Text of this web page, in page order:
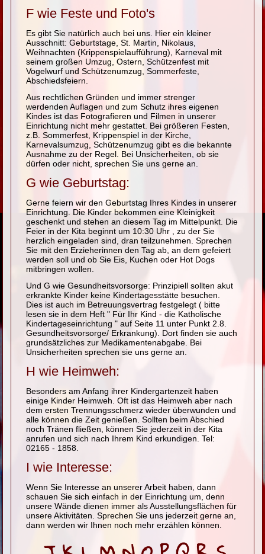
F wie Feste und Foto's
Es gibt Sie natürlich auch bei uns. Hier ein kleiner
Ausschnitt: Geburtstage, St. Martin, Nikolaus,
Weihnachten (Krippenspielaufführung), Karneval mit
seinem großen Umzug, Ostern, Schützenfest mit
Vogelwurf und Schützenumzug, Sommerfeste,
Abschiedsfeiern.
Aus rechtlichen Gründen und immer strenger
werdenden Auflagen und zum Schutz ihres eigenen
Kindes ist das Fotografieren und Filmen in unserer
Einrichtung nicht mehr gestattet. Bei größeren Festen,
z.B. Sommerfest, Krippenspiel in der Kirche,
Karnevalsumzug, Schützenumzug gibt es die bekannte
Ausnahme zu der Regel. Bei Unsicherheiten, ob sie
dürfen oder nicht, sprechen Sie uns gerne an.
G wie Geburtstag:
Gerne feiern wir den Geburtstag Ihres Kindes in unserer
Einrichtung. Die Kinder bekommen eine Kleinigkeit
geschenkt und stehen an diesem Tag im Mittelpunkt. Die
Feier in der Kita beginnt um 10:30 Uhr , zu der Sie
herzlich eingeladen sind, dran teilzunehmen. Sprechen
Sie mit den Erzieherinnen den Tag ab, an dem gefeiert
werden soll und ob Sie Eis, Kuchen oder Hot Dogs
mitbringen wollen.
Und G wie Gesundheitsvorsorge: Prinzipiell sollten akut
erkrankte Kinder keine Kindertagesstätte besuchen.
Dies ist auch im Betreuungsvertrag festgelegt ( bitte
lesen sie in dem Heft " Für Ihr Kind - die Katholische
Kindertageseinrichtung " auf Seite 11 unter Punkt 2.8.
Gesundheitsvorsorge/ Erkrankung). Dort finden sie auch
grundsätzliches zur Medikamentenabgabe. Bei
Unsicherheiten sprechen sie uns gerne an.
H wie Heimweh:
Besonders am Anfang ihrer Kindergartenzeit haben
einige Kinder Heimweh. Oft ist das Heimweh aber nach
dem ersten Trennungsschmerz wieder überwunden und
alle können die Zeit genießen. Sollten beim Abschied
noch Tränen fließen, können Sie jederzeit in der Kita
anrufen und sich nach Ihrem Kind erkundigen. Tel:
02165 - 1858.
I wie Interesse:
Wenn Sie Interesse an unserer Arbeit haben, dann
schauen Sie sich einfach in der Einrichtung um, denn
unsere Wände dienen immer als Ausstellungsflächen für
unsere Aktivitäten. Sprechen Sie uns jederzeit gerne an,
dann werden wir Ihnen noch mehr erzählen können.